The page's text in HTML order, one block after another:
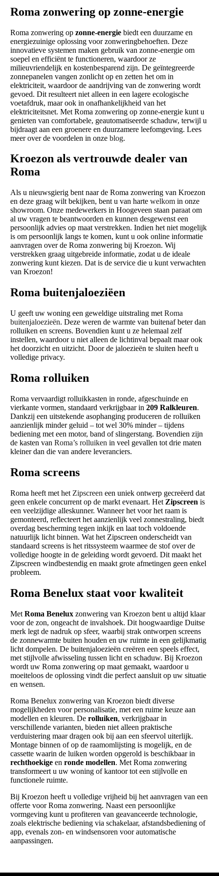
Roma zonwering op zonne-energie
Roma zonwering op zonne-energiebiedt een duurzame en
energiezuinige oplossing voor zonweringbehoeften. Deze
innovatieve systemen maken gebruik van zonne-energie om
soepel en efficiënt te functioneren, waardoor ze
milieuvriendelijk en kostenbesparend zijn. De geïntegreerde
zonnepanelen vangen zonlicht op en zetten het om in
elektriciteit, waardoor de aandrijving van de zonwering wordt
gevoed. Dit resulteert niet alleen in een lagere ecologische
voetafdruk, maar ook in onafhankelijkheid van het
elektriciteitsnet. Met Roma zonwering op zonne-energie kunt u
genieten van comfortabele, geautomatiseerde schaduw, terwijl u
bijdraagt aan een groenere en duurzamere leefomgeving. Lees
meer over de voordelen in onze blog.
Kroezon als vertrouwde dealer van
Roma
Als u nieuwsgierig bent naar de Roma zonwering van Kroezon
en deze graag wilt bekijken, bent u van harte welkomin onze
showroom. Onze medewerkers in Hoogeveen staan paraat om
al uw vragen te beantwoorden en kunnen desgewenst een
persoonlijk advies op maat verstrekken. Indien het niet mogelijk
is om persoonlijk langs te komen, kunt u ook online informatie
aanvragen over de Roma zonwering bij Kroezon. Wij
verstrekken graag uitgebreide informatie, zodat u de ideale
zonwering kunt kiezen. Dat is de service die u kunt verwachten
van Kroezon!
Roma buitenjaloeziëen
U geeft uw woning een geweldige uitstraling met Roma
buitenjaloezieën. Deze weren de warmte van buitenaf beter dan
rolluiken en screens. Bovendien kunt u ze helemaal zelf
instellen, waardoor u niet alleen de lichtinval bepaalt maar ook
het doorzicht en uitzicht. Door de jaloezieën te sluiten heeft u
volledige privacy.
Roma rolluiken
Roma vervaardigt rolluikkasten in ronde, afgeschuinde en
vierkante vormen, standaard verkrijgbaar in 209 Ralkleuren.
Dankzij een uitstekende asophanging produceren de rolluiken
aanzienlijk minder geluid – tot wel 30% minder – tijdens
bediening met een motor, band of slingerstang. Bovendien zijn
de kasten van Roma’s rolluiken in veel gevallen tot drie maten
kleiner dan die van andere leveranciers.
Roma screens
Roma heeft met het Zipscreen een uniek ontwerp gecreëerd dat
geen enkele concurrent op de markt evenaart. Het Zipscreen is
een veelzijdige alleskunner. Wanneer het voor het raam is
gemonteerd, reflecteert het aanzienlijk veel zonnestraling, biedt
overdag bescherming tegen inkijk en laat toch voldoende
natuurlijk licht binnen. Wat het Zipscreen onderscheidt van
standaard screens is het ritssysteem waarmee de stof over de
volledige hoogte in de geleiding wordt gevoerd. Dit maakt het
Zipscreen windbestendig en maakt grote afmetingen geen enkel
probleem.
Roma Benelux staat voor kwaliteit
Met Roma Beneluxzonwering van Kroezon bent u altijd klaar
voor de zon, ongeacht de invalshoek. Dit hoogwaardige Duitse
merk legt de nadruk op sfeer, waarbij strak ontworpen screens
de zonnewarmte buiten houden en uw ruimte in een gelijkmatig
licht dompelen. De buitenjaloezieën creëren een speels effect,
met stijlvolle afwisseling tussen licht en schaduw. Bij Kroezon
wordt uw Roma zonwering op maat gemaakt, waardoor u
moeiteloos de oplossing vindt die perfect aansluit op uw situatie
en wensen.
Roma Benelux zonwering van Kroezon biedt diverse
mogelijkheden voor personalisatie, met een ruime keuze aan
modellen en kleuren. De rolluiken, verkrijgbaar in
verschillende varianten, bieden niet alleen praktische
verduistering maar dragen ook bij aan een sfeervol uiterlijk.
Montage binnen of op de raamomlijsting is mogelijk, en de
cassette waarin de luiken worden opgerold is beschikbaar in
rechthoekige en ronde modellen. Met Roma zonwering
transformeert u uw woning of kantoor tot een stijlvolle en
functionele ruimte.
Bij Kroezon heeft u volledige vrijheid bij het aanvragen van een
offerte voor Roma zonwering. Naast een persoonlijke
vormgeving kunt u profiteren van geavanceerde technologie,
zoals elektrische bediening via schakelaar, afstandsbediening of
app, evenals zon- en windsensoren voor automatische
aanpassingen.